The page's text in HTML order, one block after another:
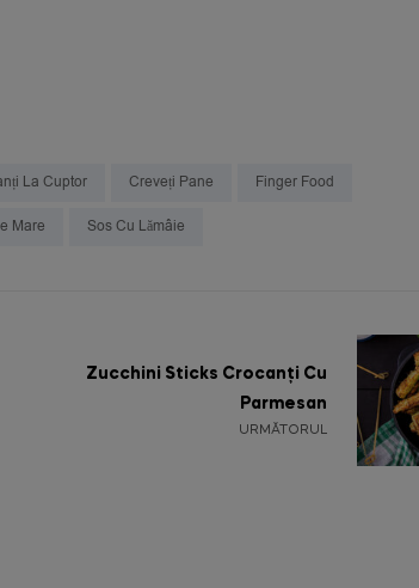
La Cuptor Creveți Pane Finger Food
Mare Sos Cu Lămâie
URMĂTORUL
Zucchini Sticks Crocanți Cu
Parmesan